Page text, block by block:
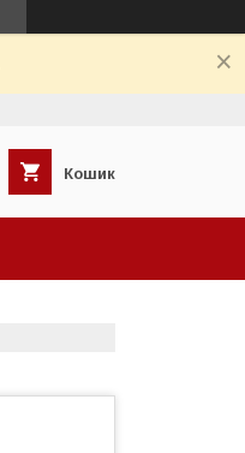
Кошик